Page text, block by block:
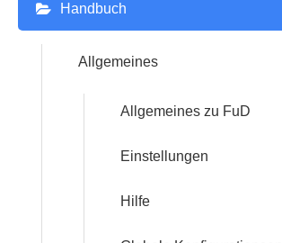
Anwendungsbereiche
Funktionsumfang
Handbuch
Allgemeines
Allgemeines zu FuD
Einstellungen
Hilfe